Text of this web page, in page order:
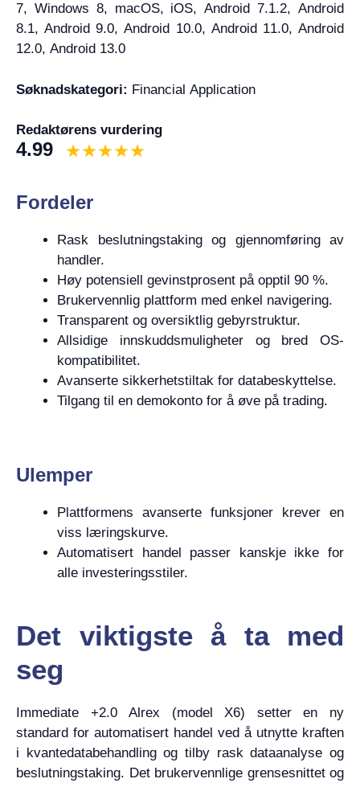
7, Windows 8, macOS, iOS, Android 7.1.2, Android
8.1, Android 9.0, Android 10.0, Android 11.0, Android
12.0, Android 13.0
Søknadskategori: Financial Application
Redaktørens vurdering
4.99
Fordeler
Rask beslutningstaking og gjennomføring av
handler.
Høy potensiell gevinstprosent på opptil 90 %.
Brukervennlig plattform med enkel navigering.
Transparent og oversiktlig gebyrstruktur.
Allsidige innskuddsmuligheter og bred OS-
kompatibilitet.
Avanserte sikkerhetstiltak for databeskyttelse.
Tilgang til en demokonto for å øve på trading.
Ulemper
Plattformens avanserte funksjoner krever en
viss læringskurve.
Automatisert handel passer kanskje ikke for
alle investeringsstiler.
Det viktigste å ta med
seg
Immediate +2.0 Alrex (model X6) setter en ny
standard for automatisert handel ved å utnytte kraften
i kvantedatabehandling og tilby rask dataanalyse og
beslutningstaking. Det brukervennlige grensesnittet og